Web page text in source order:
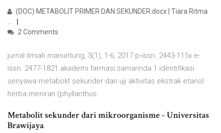
(DOC) METABOLIT PRIMER DAN SEKUNDER.docx | Tiara Ritma
...
2 Comments
jurnal ilmiah manuntung, 3(1), 1-6, 2017 p-issn. 2443-115x e-
issn. 2477-1821 akademi farmasi samarinda 1 identifikasi
senyawa metabolit sekunder dan uji aktivitas ekstrak etanol
herba meniran (phyllanthus
Metabolit sekunder dari mikroorganisme - Universitas
Brawijaya